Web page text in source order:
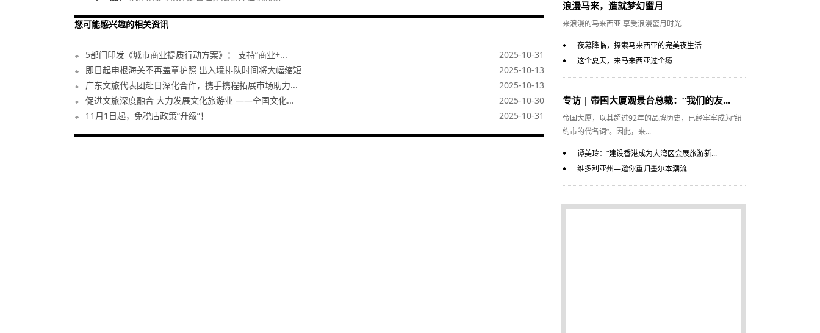
您可能感兴趣的相关资讯
2025-10-31
5部门印发《城市商业提质行动方案》： 支持“商业+...
2025-10-13
即日起申根海关不再盖章护照 出入境排队时间将大幅缩短
2025-10-13
广东文旅代表团赴日深化合作，携手携程拓展市场助力...
2025-10-30
促进文旅深度融合 大力发展文化旅游业 ——全国文化...
2025-10-31
11月1日起，免税店政策“升级”！
浪漫马来，造就梦幻蜜月
来浪漫的马来西亚 享受浪漫蜜月时光
夜幕降临，探索马来西亚的完美夜生活
这个夏天，来马来西亚过个瘾
专访 | 帝国大厦观景台总裁：“我们的友...
帝国大厦，以其超过92年的品牌历史，已经牢牢成为“纽
约市的代名词”。因此，来...
谭美玲：“建设香港成为大湾区会展旅游新...
维多利亚州—邀你重归墨尔本潮流